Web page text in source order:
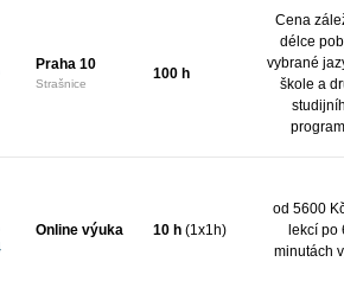
Praha 10
Strašnice
100 h
Cena
délce
vybrané
škole a
Online výuka 10 h (1x1h)
od 5600
lekcí po
minutách